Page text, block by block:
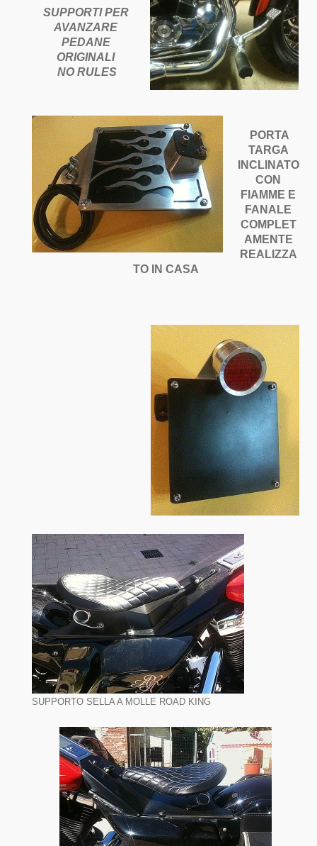
SUPPORTI PER
AVANZARE
PEDANE
ORIGINALI
NO RULES
PORTA
TARGA
INCLINATO
CON
FIAMME E
FANALE
COMPLET
AMENTE
REALIZZA
TO IN CASA
SUPPORTO SELLA A MOLLE ROAD KING